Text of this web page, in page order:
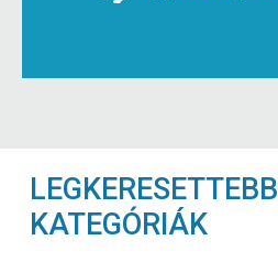
LEGKERESETTEBB
KATEGÓRIÁK